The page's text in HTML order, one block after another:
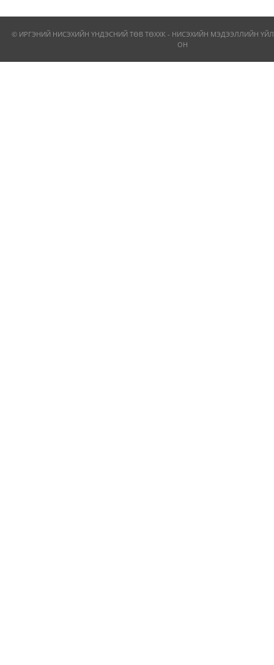
© ИРГЭНИЙ НИСЭХИЙН ҮНДЭСНИЙ ТӨВ ТӨХХК - НИСЭХИЙН МЭДЭЭЛЛИЙН
ОН